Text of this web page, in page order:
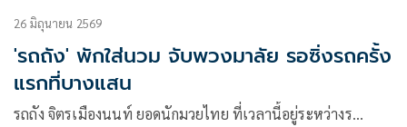
26 มิถุนายน 2569
'รถถัง' พักใส่นวม จับพวงมาลัย รอซิ่งรถครั้ง
แรกที่บางแสน
รถถัง จิตรเมืองนนท์ ยอดนักมวยไทย ที่เวลานี้อยู่ระหว่างร…